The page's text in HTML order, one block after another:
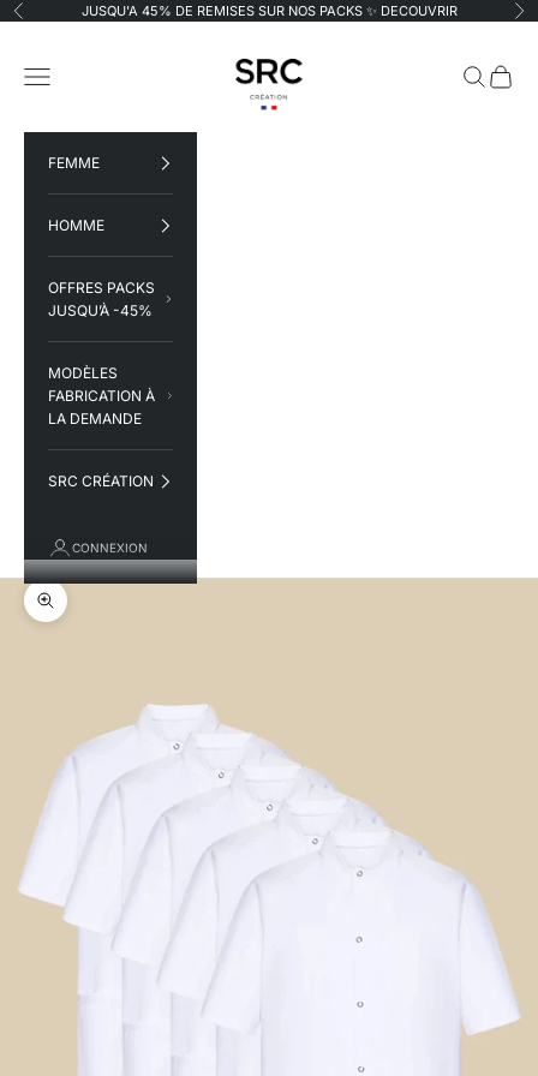
Passer au contenu
Précédent JUSQU'A 45% DE REMISES SUR NOS PACKS ✨ DECOUVRIR
Menu
Recherche
Panier
FEMME
HOMME
OFFRES PACKS
JUSQU’À -45%
MODÈLES
FABRICATION À
LA DEMANDE
SRC CRÉATION
CONNEXION
Zoomer sur l'image